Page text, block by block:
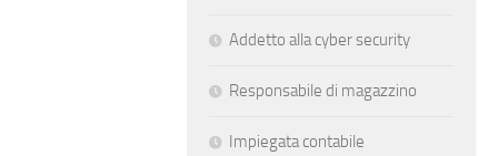
Addetto alla cyber security
Responsabile di magazzino
Impiegata contabile